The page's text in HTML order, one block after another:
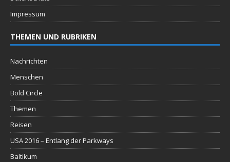
Impressum
THEMEN UND RUBRIKEN
Nachrichten
Menschen
Bold Circle
Themen
Reisen
USA 2016 – Entlang der Parkways
Baltikum